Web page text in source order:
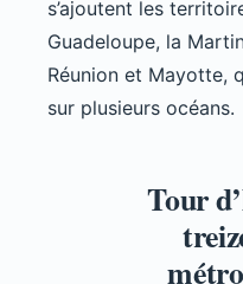
s’ajoutent les
Guadeloupe, la
Réunion et Mayotte,
sur plusieurs océans.
Tour